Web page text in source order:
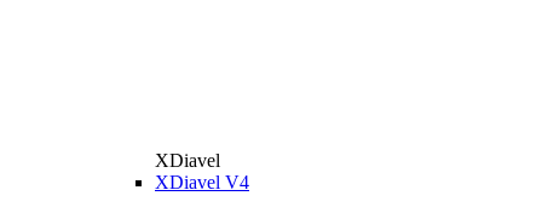
XDiavel
XDiavel V4